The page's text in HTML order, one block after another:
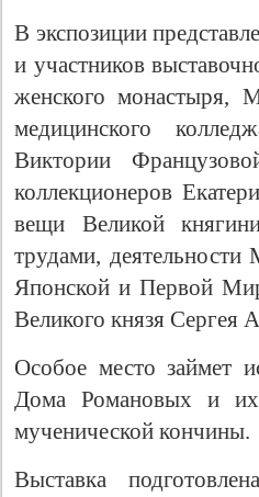
В экспозиции
и участников
женского монастыря,
медицинского
Виктории
коллекционеров
вещи Великой
трудами,
Японской и Первой
Великого князя Сергея
Особое место займет
Дома Романовых и
мученической кончины.
Выставка